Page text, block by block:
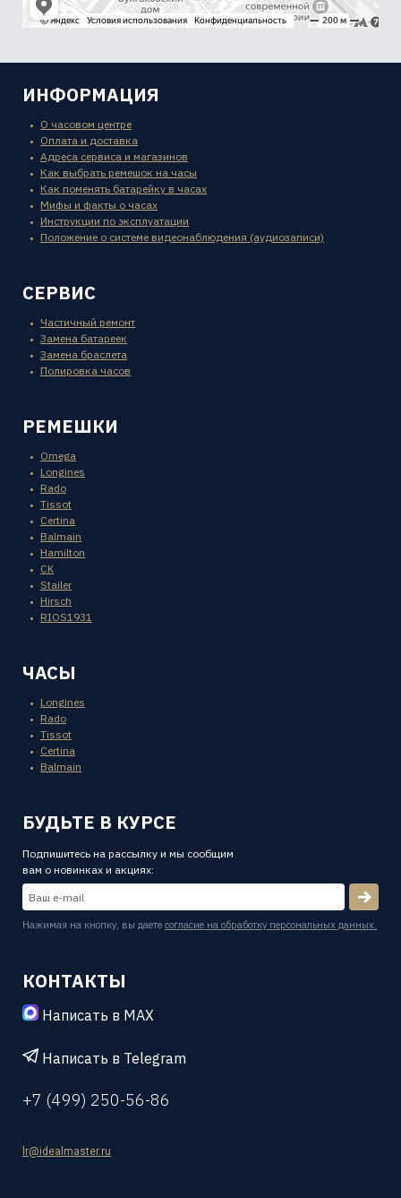
ИНФОРМАЦИЯ
О часовом центре
Оплата и доставка
Адреса сервиса и магазинов
Как выбрать ремешок на часы
Как поменять батарейку в часах
Мифы и факты о часах
Инструкции по эксплуатации
Положение о системе видеонаблюдения (аудиозаписи)
СЕРВИС
Частичный ремонт
Замена батареек
Замена браслета
Полировка часов
РЕМЕШКИ
Omega
Longines
Rado
Tissot
Certina
Balmain
Hamilton
CK
Stailer
Hirsch
RIOS1931
ЧАСЫ
Longines
Rado
Tissot
Certina
Balmain
БУДЬТЕ В КУРСЕ
Подпишитесь на рассылку и мы сообщим
вам о новинках и акциях:
Нажимая на кнопку, вы даете согласие на обработку персональных данных.
КОНТАКТЫ
Написать в MAX
Написать в Telegram
+7 (499) 250-56-86
lr@idealmaster.ru